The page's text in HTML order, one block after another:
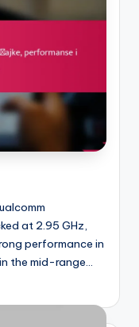
at 2.95 GHz,
performance in
the mid-range…